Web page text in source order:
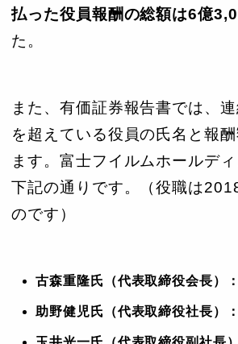
払った役員報酬の総額は6億
た。
また、有価証券報告書では、
を超えている役員の氏名と報
ます。富士フイルムホールデ
下記の通りです。（役職は
のです）
古森重隆氏（代表取締役会長）：
助野健児氏（代表取締役社長）：